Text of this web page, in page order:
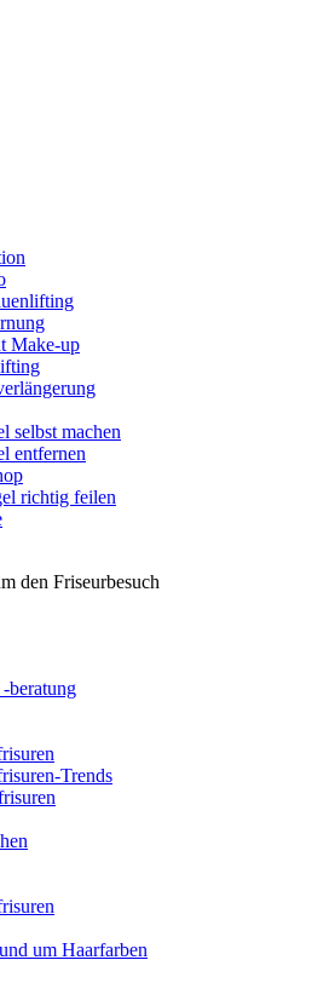
Make-up
selbst machen
entfernen
richtig feilen
den Friseurbesuch
beratung
Trends
um Haarfarben